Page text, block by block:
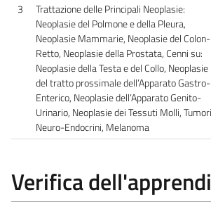
3
Trattazione delle Principali Neoplasie:
Neoplasie del Polmone e della Pleura,
Neoplasie Mammarie, Neoplasie del Colon-
Retto, Neoplasie della Prostata, Cenni su:
Neoplasie della Testa e del Collo, Neoplasie
del tratto prossimale dell’Apparato Gastro-
Enterico, Neoplasie dell’Apparato Genito-
Urinario, Neoplasie dei Tessuti Molli, Tumori
Neuro-Endocrini, Melanoma
Verifica